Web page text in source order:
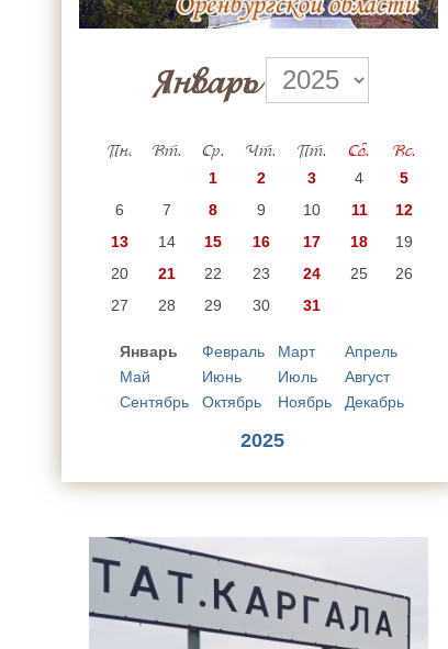
Январь
Пн. Вт. Ср. Чт. Пт. Сб. Вс.
1 2 3 4
5
6
7 8 9 10 11
12
13
14 15 16 17 18
19
20
21 22 23 24 25
26
27
28 29 30 31
Январь Февраль Март
Апрель
Май
Июнь Июль
Август
Сентябрь
Октябрь Ноябрь Декабрь
2025